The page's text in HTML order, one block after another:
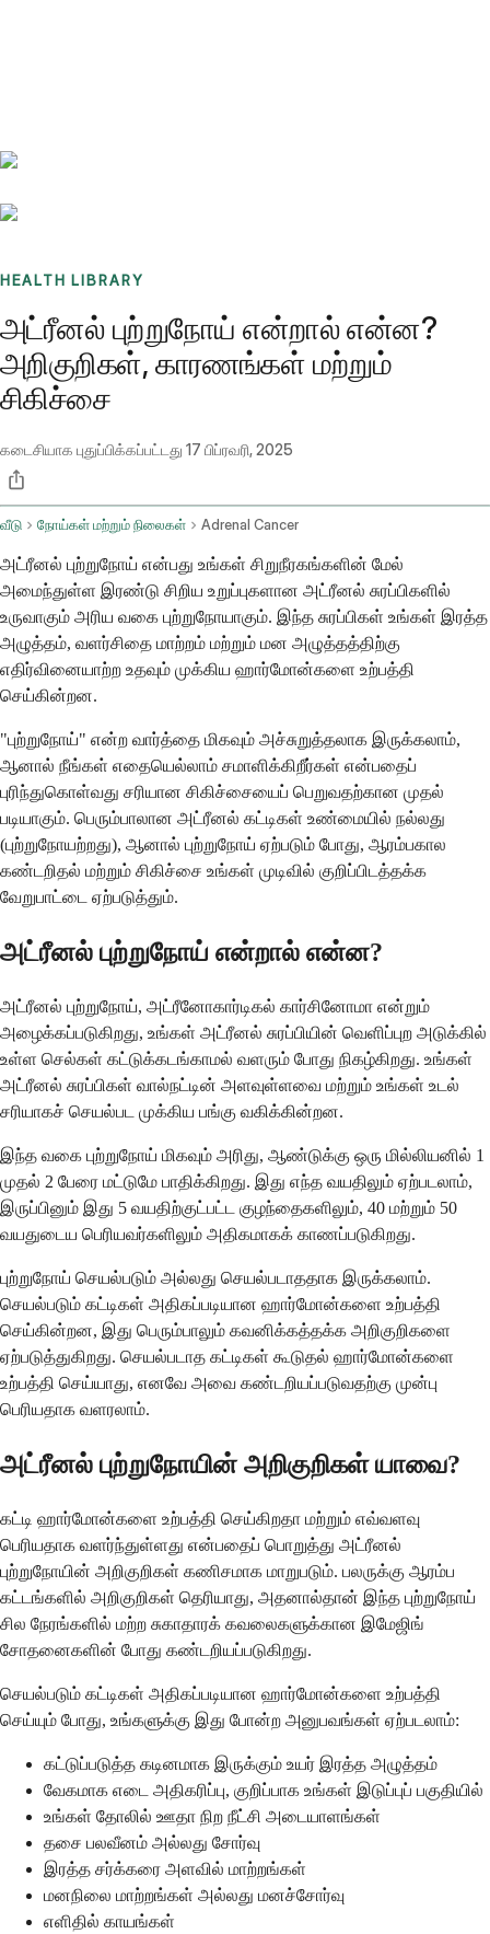
HEALTH LIBRARY
அட்ரீனல் புற்றுநோய் என்றால் என்ன?
அறிகுறிகள், காரணங்கள் மற்றும்
சிகிச்சை
கடைசியாக புதுப்பிக்கப்பட்டது 17 பிப்ரவரி, 2025
வீடு நோய்கள் மற்றும் நிலைகள் Adrenal Cancer
அட்ரீனல் புற்றுநோய் என்பது உங்கள் சிறுநீரகங்களின் மேல்
அமைந்துள்ள இரண்டு சிறிய உறுப்புகளான அட்ரீனல் சுரப்பிகளில்
உருவாகும் அரிய வகை புற்றுநோயாகும். இந்த சுரப்பிகள் உங்கள் இரத்த
அழுத்தம், வளர்சிதை மாற்றம் மற்றும் மன அழுத்தத்திற்கு
எதிர்வினையாற்ற உதவும் முக்கிய ஹார்மோன்களை உற்பத்தி
செய்கின்றன.
"புற்றுநோய்" என்ற வார்த்தை மிகவும் அச்சுறுத்தலாக இருக்கலாம்,
ஆனால் நீங்கள் எதையெல்லாம் சமாளிக்கிறீர்கள் என்பதைப்
புரிந்துகொள்வது சரியான சிகிச்சையைப் பெறுவதற்கான முதல்
படியாகும். பெரும்பாலான அட்ரீனல் கட்டிகள் உண்மையில் நல்லது
(புற்றுநோயற்றது), ஆனால் புற்றுநோய் ஏற்படும் போது, ஆரம்பகால
கண்டறிதல் மற்றும் சிகிச்சை உங்கள் முடிவில் குறிப்பிடத்தக்க
வேறுபாட்டை ஏற்படுத்தும்.
அட்ரீனல் புற்றுநோய் என்றால் என்ன?
அட்ரீனல் புற்றுநோய், அட்ரீனோகார்டிகல் கார்சினோமா என்றும்
அழைக்கப்படுகிறது, உங்கள் அட்ரீனல் சுரப்பியின் வெளிப்புற அடுக்கில்
உள்ள செல்கள் கட்டுக்கடங்காமல் வளரும் போது நிகழ்கிறது. உங்கள்
அட்ரீனல் சுரப்பிகள் வால்நட்டின் அளவுள்ளவை மற்றும் உங்கள் உடல்
சரியாகச் செயல்பட முக்கிய பங்கு வகிக்கின்றன.
இந்த வகை புற்றுநோய் மிகவும் அரிது, ஆண்டுக்கு ஒரு மில்லியனில் 1
முதல் 2 பேரை மட்டுமே பாதிக்கிறது. இது எந்த வயதிலும் ஏற்படலாம்,
இருப்பினும் இது 5 வயதிற்குட்பட்ட குழந்தைகளிலும், 40 மற்றும் 50
வயதுடைய பெரியவர்களிலும் அதிகமாகக் காணப்படுகிறது.
புற்றுநோய் செயல்படும் அல்லது செயல்படாததாக இருக்கலாம்.
செயல்படும் கட்டிகள் அதிகப்படியான ஹார்மோன்களை உற்பத்தி
செய்கின்றன, இது பெரும்பாலும் கவனிக்கத்தக்க அறிகுறிகளை
ஏற்படுத்துகிறது. செயல்படாத கட்டிகள் கூடுதல் ஹார்மோன்களை
உற்பத்தி செய்யாது, எனவே அவை கண்டறியப்படுவதற்கு முன்பு
பெரியதாக வளரலாம்.
அட்ரீனல் புற்றுநோயின் அறிகுறிகள் யாவை?
கட்டி ஹார்மோன்களை உற்பத்தி செய்கிறதா மற்றும் எவ்வளவு
பெரியதாக வளர்ந்துள்ளது என்பதைப் பொறுத்து அட்ரீனல்
புற்றுநோயின் அறிகுறிகள் கணிசமாக மாறுபடும். பலருக்கு ஆரம்ப
கட்டங்களில் அறிகுறிகள் தெரியாது, அதனால்தான் இந்த புற்றுநோய்
சில நேரங்களில் மற்ற சுகாதாரக் கவலைகளுக்கான இமேஜிங்
சோதனைகளின் போது கண்டறியப்படுகிறது.
செயல்படும் கட்டிகள் அதிகப்படியான ஹார்மோன்களை உற்பத்தி
செய்யும் போது, உங்களுக்கு இது போன்ற அனுபவங்கள் ஏற்படலாம்:
கட்டுப்படுத்த கடினமாக இருக்கும் உயர் இரத்த அழுத்தம்
வேகமாக எடை அதிகரிப்பு, குறிப்பாக உங்கள் இடுப்புப் பகுதியில்
உங்கள் தோலில் ஊதா நிற நீட்சி அடையாளங்கள்
தசை பலவீனம் அல்லது சோர்வு
இரத்த சர்க்கரை அளவில் மாற்றங்கள்
மனநிலை மாற்றங்கள் அல்லது மனச்சோர்வு
எளிதில் காயங்கள்